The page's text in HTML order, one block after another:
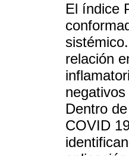
El índice
relación
Dentro
COVID